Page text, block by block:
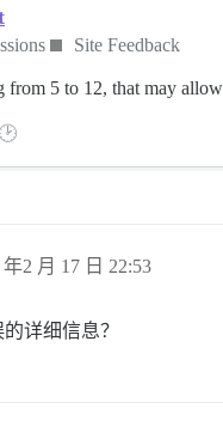
Site Feedback
from 5 to 12, that may
年2 月 17 日 22:53
详细信息？